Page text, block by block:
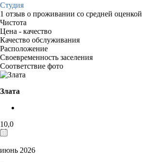
Студия
1 отзыв о проживании со средней оценкой
Чистота
Цена - качество
Качество обслуживания
Расположение
Своевременность заселения
Соответствие фото
Злата
10,0
июнь 2026